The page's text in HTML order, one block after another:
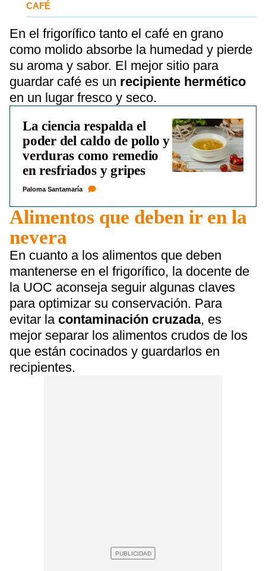
CAFÉ
En el frigorífico tanto el café en grano
como molido absorbe la humedad y pierde
su aroma y sabor. El mejor sitio para
guardar café es un recipiente hermético
en un lugar fresco y seco.
La ciencia respalda el
poder del caldo de pollo y
verduras como remedio
en resfriados y gripes
Paloma Santamaría
Alimentos que deben ir en la
nevera
En cuanto a los alimentos que deben
mantenerse en el frigorífico, la docente de
la UOC aconseja seguir algunas claves
para optimizar su conservación. Para
evitar la contaminación cruzada, es
mejor separar los alimentos crudos de los
que están cocinados y guardarlos en
recipientes.